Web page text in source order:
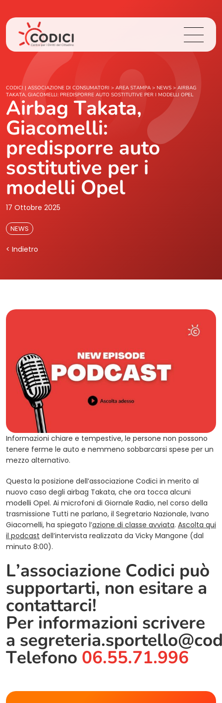
Chi Siamo
Cosa Facciamo
Area Stampa
Contatti
Login
CODICI | ASSOCIAZIONE DI CONSUMATORI > AREA STAMPA > NEWS > AIRBAG
TAKATA, GIACOMELLI: PREDISPORRE AUTO SOSTITUTIVE PER I MODELLI OPEL
Airbag Takata,
Giacomelli:
predisporre auto
sostitutive per i
modelli Opel
17 Ottobre 2025
NEWS
< Indietro
Informazioni chiare e tempestive, le persone non possono
tenere ferme le auto e nemmeno sobbarcarsi spese per un
mezzo alternativo.
Questa la posizione dell’associazione Codici in merito al
nuovo caso degli airbag Takata, che ora tocca alcuni
modelli Opel. Ai microfoni di Giornale Radio, nel corso della
trasmissione Tutti ne parlano, il Segretario Nazionale, Ivano
Giacomelli, ha spiegato l’azione di classe avviata. Ascolta qui
il podcast dell’intervista realizzata da Vicky Mangone (dal
minuto 8:00).
L’associazione Codici può
supportarti, non esitare a
contattarci!
Per informazioni scrivere
a
Telefono 06.55.71.996